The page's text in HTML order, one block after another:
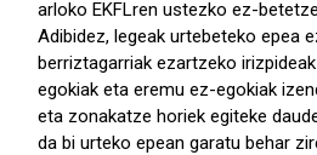
arloko EKFLren ustezko ez-
Adibidez, legeak urtebeteko epea
berriztagarriak ezartzeko
egokiak eta eremu ez-egokiak
eta zonakatze horiek egiteke
da bi urteko epean garatu behar